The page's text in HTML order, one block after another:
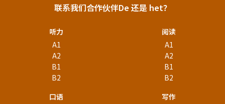
联系我们合作伙伴De 还是 het？
听力
A1
A2
B1
B2
阅读
A1
A2
B1
B2
口语
写作